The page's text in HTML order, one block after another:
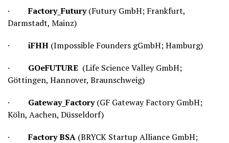
·Factory_Futury(Futury GmbH; Frankfurt,
Darmstadt, Mainz)
· iFHH (Impossible Founders gGmbH; Hamburg)
· GOeFUTURE (Life Science Valley GmbH;
Göttingen, Hannover, Braunschweig)
· Gateway_Factory(GF Gateway Factory GmbH;
Köln, Aachen, Düsseldorf)
·Factory BSA (BRYCK Startup Alliance GmbH;